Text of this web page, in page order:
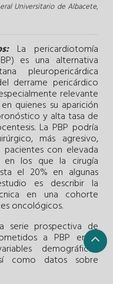
Universitario de Albacete,
La pericardiotomía
es una alternativa
pleuropericárdica
derrame pericárdico
relevante
quienes su aparición
y alta tasa de
La PBP podría
más agresivo,
con elevada
en los que la cirugía
el 20% en algunas
es describir la
en una cohorte
oncológicos.
serie prospectiva de
a PBP entre
demográficas,
como datos sobre